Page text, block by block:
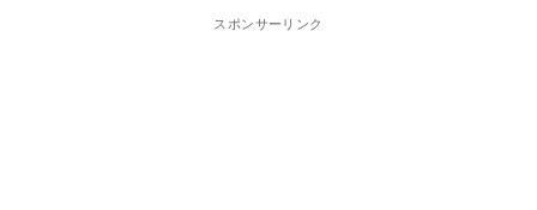
スポンサーリンク